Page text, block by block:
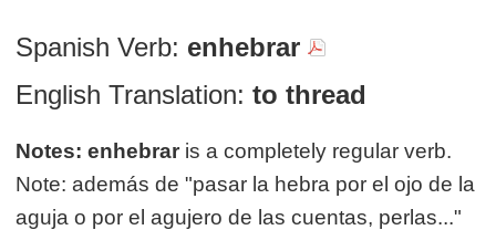
Spanish Verb: enhebrar
English Translation: to thread
Notes: enhebrar is a completely regular verb.
Note: además de "pasar la hebra por el ojo de la
aguja o por el agujero de las cuentas, perlas..."